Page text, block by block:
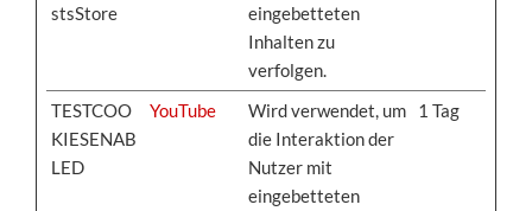
stsStore
eingebetteten
Inhalten zu
verfolgen.
TESTCOO
KIESENAB
LED
YouTube
Wird verwendet, um
die Interaktion der
Nutzer mit
eingebetteten
1 Tag